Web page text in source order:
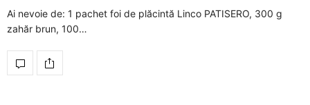
Ai nevoie de: 1 pachet foi de plăcintă Linco PATISERO, 300 g
zahăr brun, 100…